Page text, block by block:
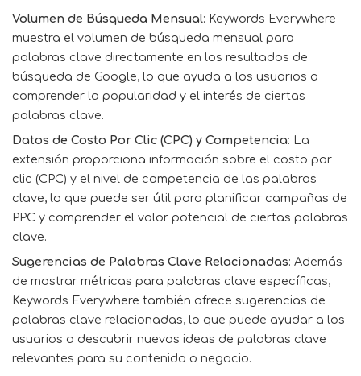
Volumen de Búsqueda Mensual: Keywords Everywhere
muestra el volumen de búsqueda mensual para
palabras clave directamente en los resultados de
búsqueda de Google, lo que ayuda a los usuarios a
comprender la popularidad y el interés de ciertas
palabras clave.
Datos de Costo Por Clic (CPC) y Competencia: La
extensión proporciona información sobre el costo por
clic (CPC) y el nivel de competencia de las palabras
clave, lo que puede ser útil para planificar campañas de
PPC y comprender el valor potencial de ciertas palabras
clave.
Sugerencias de Palabras Clave Relacionadas: Además
de mostrar métricas para palabras clave específicas,
Keywords Everywhere también ofrece sugerencias de
palabras clave relacionadas, lo que puede ayudar a los
usuarios a descubrir nuevas ideas de palabras clave
relevantes para su contenido o negocio.